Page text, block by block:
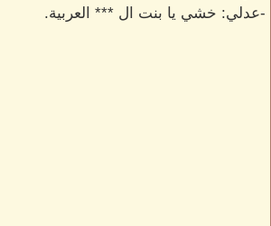
-عدلي: خشي يا بنت ال *** العربية.